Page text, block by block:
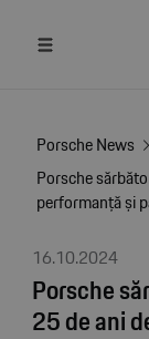
Porsche News
Porsche
performanță și
16.10.2024
Porsche
25 de ani